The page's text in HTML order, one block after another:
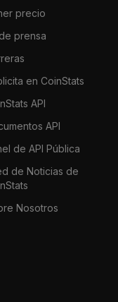
precio
prensa
en CoinStats
API
API
de API Pública
de Noticias de
Nosotros